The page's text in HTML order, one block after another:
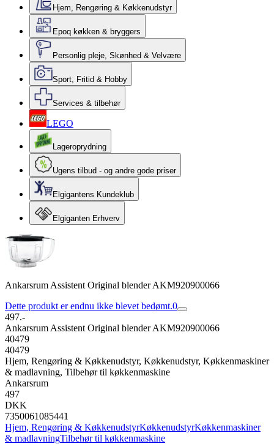
Hjem, Rengøring & Køkkenudstyr
Epoq køkken & bryggers
Personlig pleje, Skønhed & Velvære
Sport, Fritid & Hobby
Services & tilbehør
LEGO
Lageroprydning
Ugens tilbud - og andre gode priser
Elgigantens Kundeklub
Elgiganten Erhverv
Ankarsrum Assistent Original blender AKM920900066
Dette produkt er endnu ikke blevet bedømt.0
497.-
Ankarsrum Assistent Original blender AKM920900066
40479
40479
Hjem, Rengøring & Køkkenudstyr, Køkkenudstyr, Køkkenmaskiner
& madlavning, Tilbehør til køkkenmaskine
Ankarsrum
497
DKK
7350061085441
Hjem, Rengøring & KøkkenudstyrKøkkenudstyrKøkkenmaskiner
& madlavningTilbehør til køkkenmaskine